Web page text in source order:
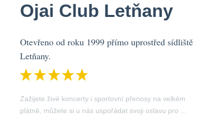
Ojai Club Letňany
Otevřeno od roku 1999 přímo uprostřed sídliště
Letňany.
Zažijete živé koncerty i sportovní přenosy na velkém
plátně, můžete si u nás uspořádat svoji oslavu pro ...